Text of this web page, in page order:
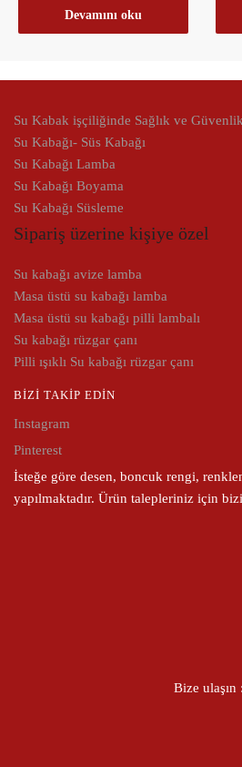
Devamını oku
Su Kabak işçiliğinde Sağlık ve
Su Kabağı- Süs Kabağı
Su Kabağı Lamba
Su Kabağı Boyama
Su Kabağı Süsleme
Sipariş üzerine kişiye özel
Su kabağı avize lamba
Masa üstü su kabağı lamba
Masa üstü su kabağı pilli lambalı
Su kabağı rüzgar çanı
Pilli ışıklı Su kabağı rüzgar çanı
BIZI TAKIP EDIN
Instagram
Pinterest
İsteğe göre desen, boncuk rengi,
yapılmaktadır. Ürün talepleriniz için
Bize